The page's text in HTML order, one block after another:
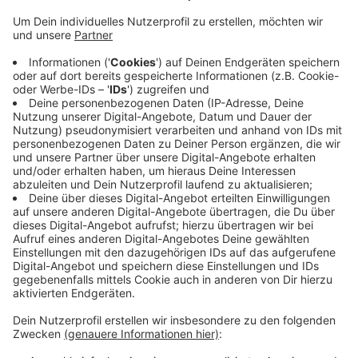
Auch Unfälle hat es gegeben.
Besonders betroffen waren unter anderem: der
Bereich Kall-Sötenich/Rinnen, die Strecke von Bad
Münstereifel-Mahlberg nach Schuld und die B51
vom Ende der A1 bei Blankenheim in Richtung Trier.
In den Höhenlagen des Kreises sei stellenweise
nichts mehr gegangen, hieß es von der Polizei.
Veröffentlicht:Donnerstag, 27.02.2020 13:58
Anzeige